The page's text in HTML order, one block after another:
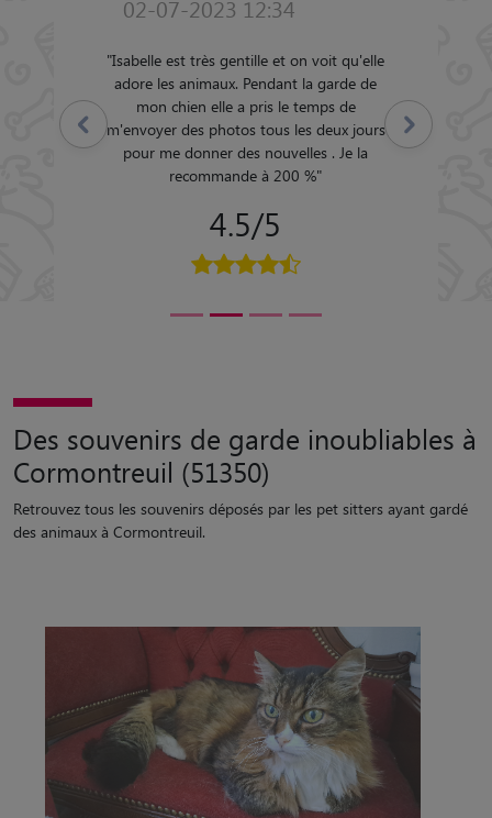
02-07-2023 12:34
"Isabelle est très gentille et on voit qu'elle
adore les animaux. Pendant la garde de
mon chien elle a pris le temps de
m'envoyer des photos tous les deux jours
pour me donner des nouvelles . Je la
recommande à 200 %"
4.5/5
Précédent Suivant
Des souvenirs de garde inoubliables à
Cormontreuil (51350)
Retrouvez tous les souvenirs déposés par les pet sitters ayant gardé
des animaux à Cormontreuil.